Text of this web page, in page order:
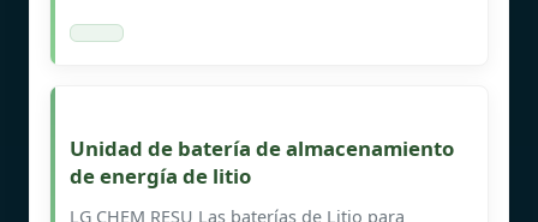
Unidad de batería de almacenamiento
de energía de litio
LG CHEM RESU Las baterías de Litio para